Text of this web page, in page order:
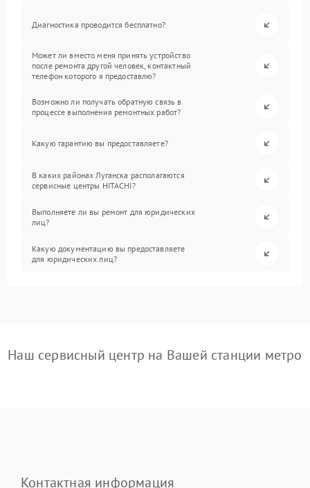
Диагностика проводится бесплатно?
Может ли вместо меня принять устройство
после ремонта другой человек, контактный
телефон которого я предоставлю?
Возможно ли получать обратную связь в
процессе выполнения ремонтных работ?
Какую гарантию вы предоставляете?
В каких районах Луганска располагаются
сервисные центры HITACHI?
Выполняете ли вы ремонт для юридических
лиц?
Какую документацию вы предоставляете
для юридических лиц?
Наш сервисный центр на Вашей станции метро
Контактная информация